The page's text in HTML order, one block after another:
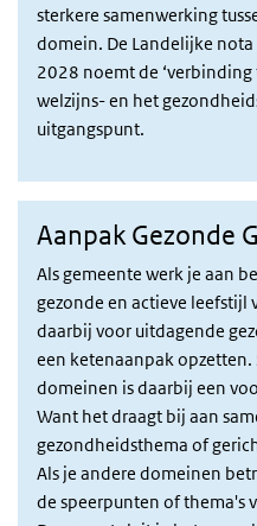
sterkere samenwerking
domein. De Landelijke
2028 noemt de ‘verbinding
welzijns- en het
uitgangspunt.
Aanpak Gezonde
Als gemeente werk je aan
gezonde en actieve leefstijl
daarbij voor uitdagende
een ketenaanpak
domeinen is daarbij een
Want het draagt bij aan
gezondheidsthema of
Als je andere domeinen
de speerpunten of thema's